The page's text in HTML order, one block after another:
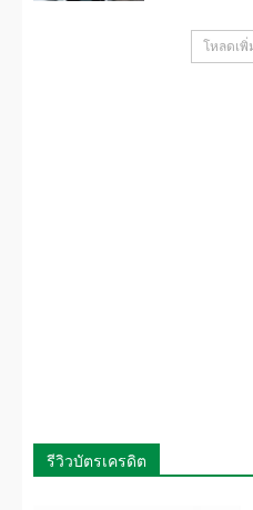
โหลดเพิ่
รีวิวบัตรเครดิต